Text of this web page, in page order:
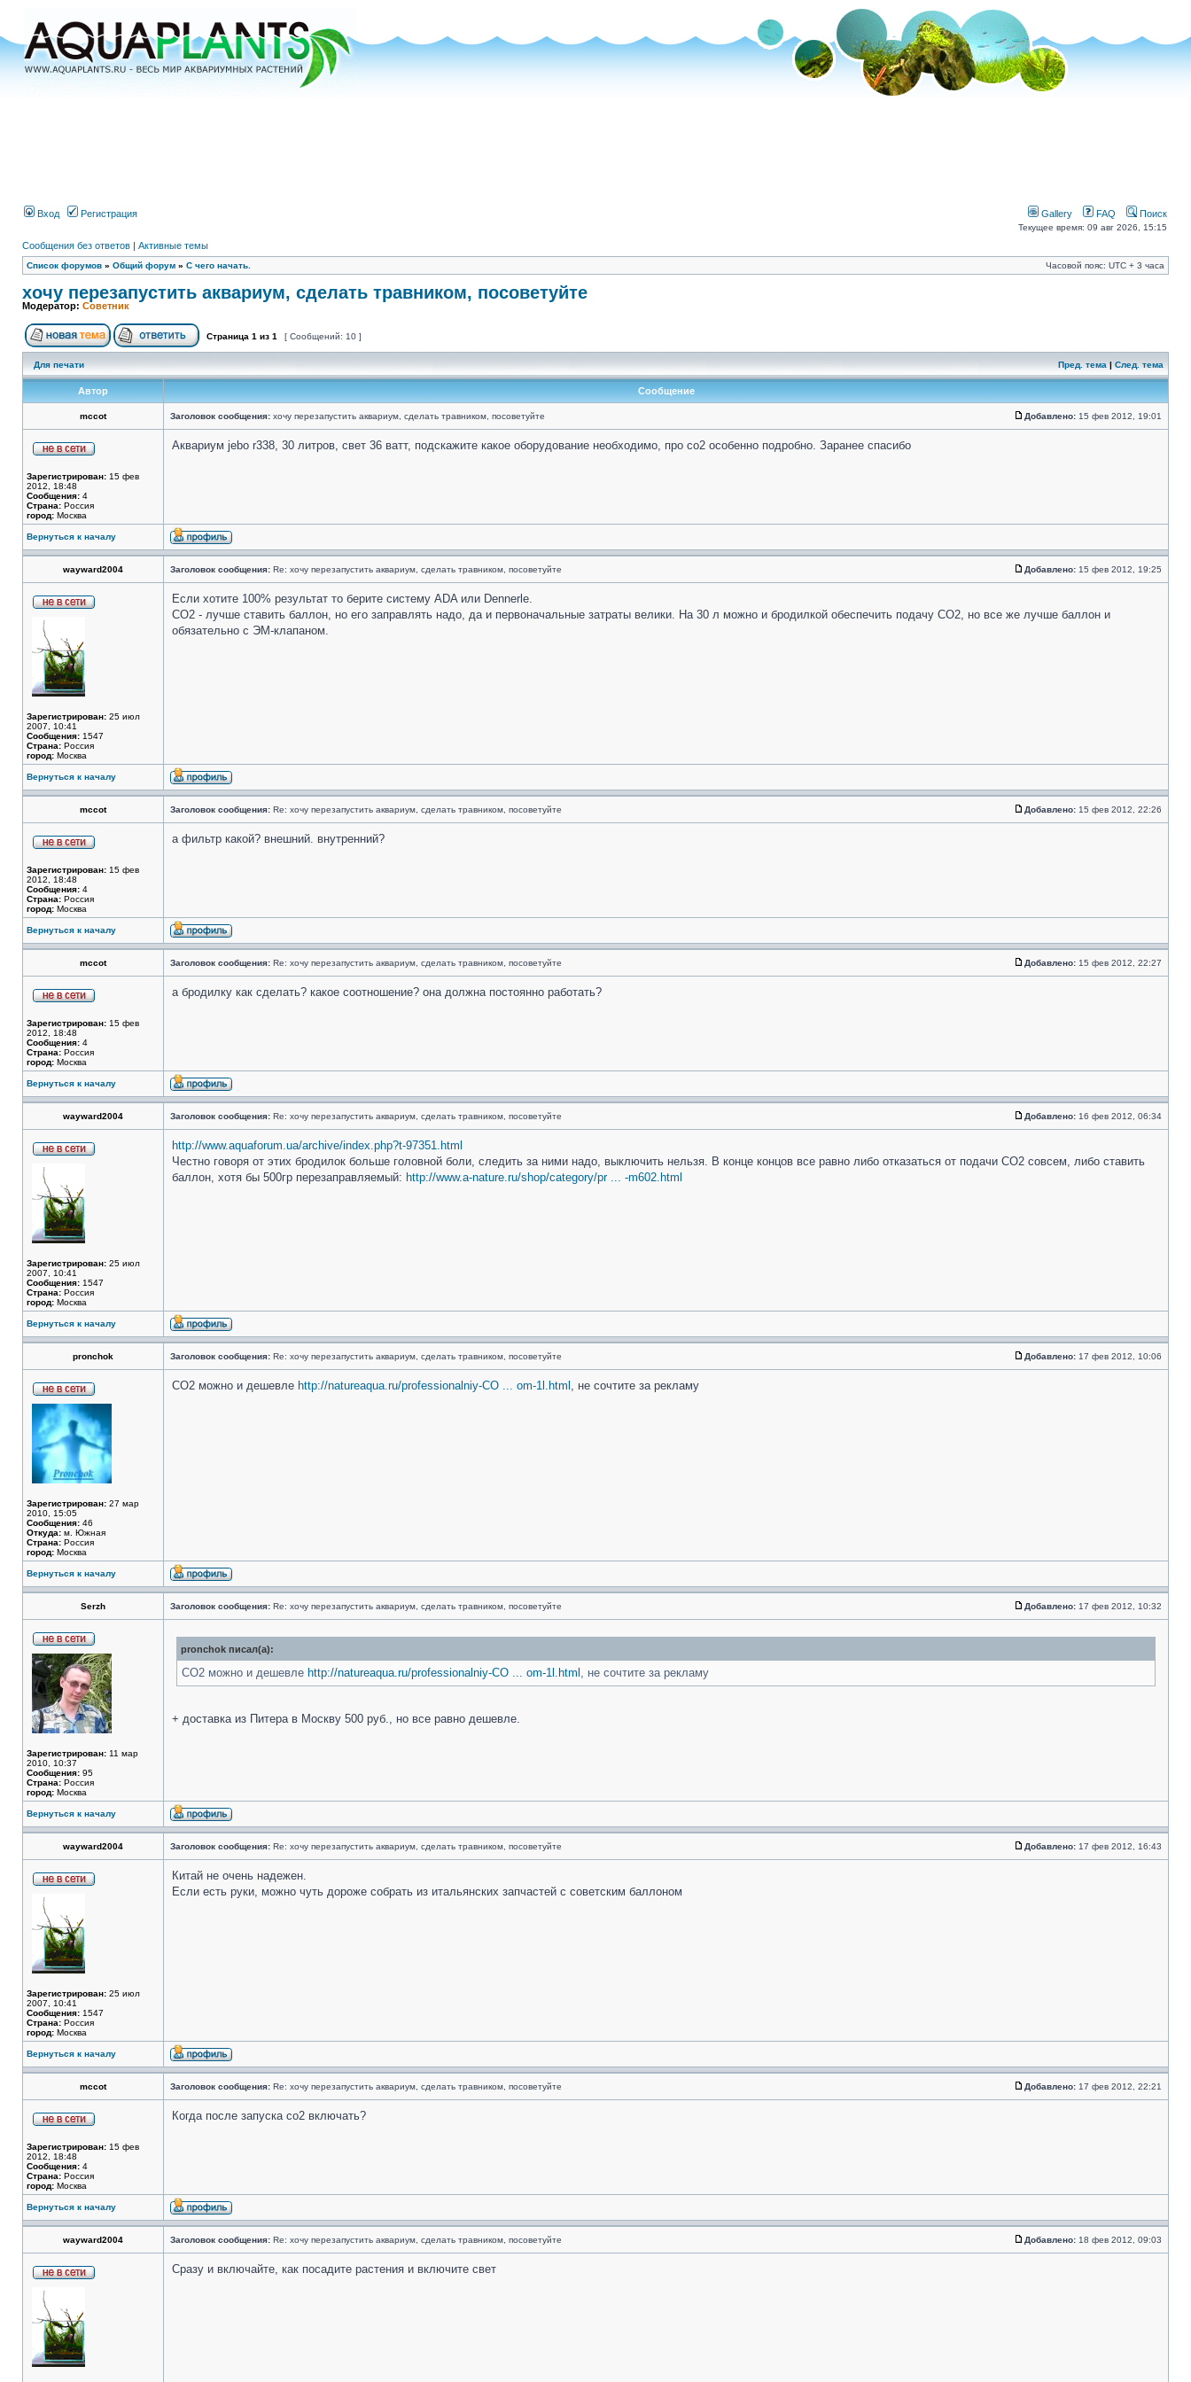
Вход Регистрация Gallery FAQ Поиск
Текущее время: 09 авг 2026, 15:15
Сообщения без ответов | Активные темы
Список форумов » Общий форум » С чего начать. Часовой пояс: UTC + 3 часа
хочу перезапустить аквариум, сделать травником, посоветуйте
Модератор: Советник
Страница 1 из 1 [ Сообщений: 10 ]
Для печати Пред. тема | След. тема
Автор Сообщение
mccot Заголовок сообщения: хочу перезапустить аквариум, сделать травником, посоветуйте Добавлено: 15 фев 2012, 19:01
Зарегистрирован: 15 фев
2012, 18:48
Сообщения: 4
Страна: Россия
город: Москва
Аквариум jebo r338, 30 литров, свет 36 ватт, подскажите какое оборудование необходимо, про со2 особенно подробно. Заранее спасибо
Вернуться к началу
wayward2004 Заголовок сообщения: Re: хочу перезапустить аквариум, сделать травником, посоветуйте Добавлено: 15 фев 2012, 19:25
Зарегистрирован: 25 июл
2007, 10:41
Сообщения: 1547
Страна: Россия
город: Москва
Если хотите 100% результат то берите систему ADA или Dennerle.
CO2 - лучше ставить баллон, но его заправлять надо, да и первоначальные затраты велики. На 30 л можно и бродилкой обеспечить подачу CO2, но все же лучше баллон и
обязательно с ЭМ-клапаном.
Вернуться к началу
mccot Заголовок сообщения: Re: хочу перезапустить аквариум, сделать травником, посоветуйте Добавлено: 15 фев 2012, 22:26
Зарегистрирован: 15 фев
2012, 18:48
Сообщения: 4
Страна: Россия
город: Москва
а фильтр какой? внешний. внутренний?
Вернуться к началу
mccot Заголовок сообщения: Re: хочу перезапустить аквариум, сделать травником, посоветуйте Добавлено: 15 фев 2012, 22:27
Зарегистрирован: 15 фев
2012, 18:48
Сообщения: 4
Страна: Россия
город: Москва
а бродилку как сделать? какое соотношение? она должна постоянно работать?
Вернуться к началу
wayward2004 Заголовок сообщения: Re: хочу перезапустить аквариум, сделать травником, посоветуйте Добавлено: 16 фев 2012, 06:34
Зарегистрирован: 25 июл
2007, 10:41
Сообщения: 1547
Страна: Россия
город: Москва
http://www.aquaforum.ua/archive/index.php?t-97351.html
Честно говоря от этих бродилок больше головной боли, следить за ними надо, выключить нельзя. В конце концов все равно либо отказаться от подачи CO2 совсем, либо ставить
баллон, хотя бы 500гр перезаправляемый: http://www.a-nature.ru/shop/category/pr ... -m602.html
Вернуться к началу
pronchok Заголовок сообщения: Re: хочу перезапустить аквариум, сделать травником, посоветуйте Добавлено: 17 фев 2012, 10:06
Зарегистрирован: 27 мар
2010, 15:05
Сообщения: 46
Откуда: м. Южная
Страна: Россия
город: Москва
СО2 можно и дешевле http://natureaqua.ru/professionalniy-CO ... om-1l.html , не сочтите за рекламу
Вернуться к началу
Serzh Заголовок сообщения: Re: хочу перезапустить аквариум, сделать травником, посоветуйте Добавлено: 17 фев 2012, 10:32
Зарегистрирован: 11 мар
2010, 10:37
Сообщения: 95
Страна: Россия
город: Москва
pronchok писал(а):
СО2 можно и дешевле http://natureaqua.ru/professionalniy-CO ... om-1l.html , не сочтите за рекламу
+ доставка из Питера в Москву 500 руб., но все равно дешевле.
Вернуться к началу
wayward2004 Заголовок сообщения: Re: хочу перезапустить аквариум, сделать травником, посоветуйте Добавлено: 17 фев 2012, 16:43
Зарегистрирован: 25 июл
2007, 10:41
Сообщения: 1547
Страна: Россия
город: Москва
Китай не очень надежен.
Если есть руки, можно чуть дороже собрать из итальянских запчастей с советским баллоном
Вернуться к началу
mccot Заголовок сообщения: Re: хочу перезапустить аквариум, сделать травником, посоветуйте Добавлено: 17 фев 2012, 22:21
Зарегистрирован: 15 фев
2012, 18:48
Сообщения: 4
Страна: Россия
город: Москва
Когда после запуска со2 включать?
Вернуться к началу
wayward2004 Заголовок сообщения: Re: хочу перезапустить аквариум, сделать травником, посоветуйте Добавлено: 18 фев 2012, 09:03
Сразу и включайте, как посадите растения и включите свет